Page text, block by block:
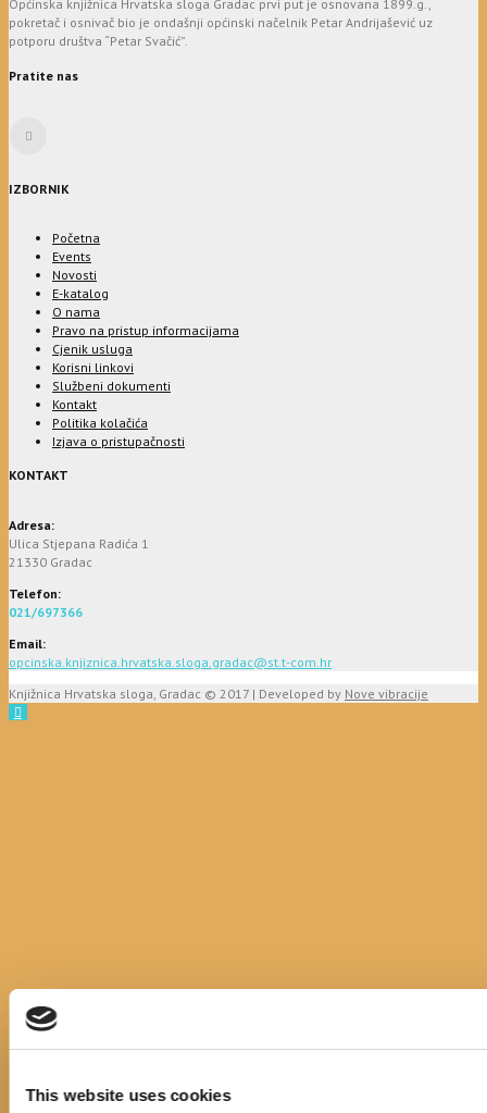
This website uses cookies
Općinska knjižnica Hrvatska sloga Gradac prvi put je osnovana 1899.g.,
pokretač i osnivač bio je ondašnji općinski načelnik Petar Andrijašević uz
potporu društva “Petar Svačić”.
Pratite nas
IZBORNIK
Početna
Events
Novosti
E-katalog
O nama
Pravo na pristup informacijama
Cjenik usluga
Korisni linkovi
Službeni dokumenti
Kontakt
Politika kolačića
Izjava o pristupačnosti
KONTAKT
Adresa:
Ulica Stjepana Radića 1
21330 Gradac
Telefon:
021/697366
Email:
opcinska.knjiznica.hrvatska.sloga.gradac@st.t-com.hr
Knjižnica Hrvatska sloga, Gradac © 2017 | Developed by Nove vibracije